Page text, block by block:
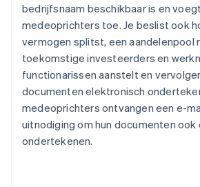
bedrijfsnaam beschikbaar is en
medeoprichters toe. Je beslist ook
vermogen splitst, een aandelenpool
toekomstige investeerders en
functionarissen aanstelt en
documenten elektronisch
medeoprichters ontvangen een e-
uitnodiging om hun documenten
ondertekenen.